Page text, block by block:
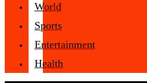
World
Sports
Entertainment
Health